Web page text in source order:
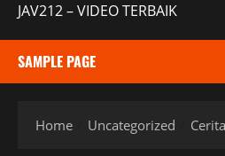
JAV212 – VIDEO TERBAIK
SAMPLE PAGE
Home Uncategorized